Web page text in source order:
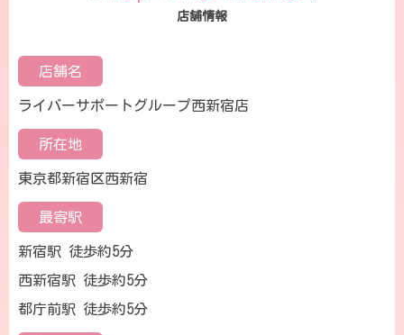
店舗情報
店舗名
ライバーサポートグループ西新宿店
所在地
東京都新宿区西新宿
最寄駅
新宿駅 徒歩約5分
西新宿駅 徒歩約5分
都庁前駅 徒歩約5分